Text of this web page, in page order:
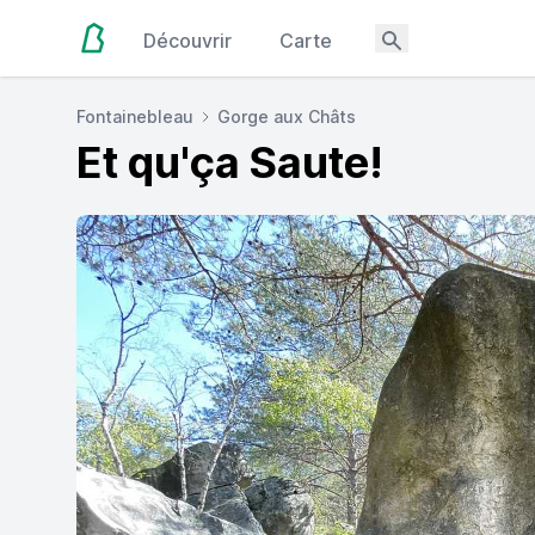
Découvrir Carte
Fontainebleau Gorge aux Châts
Et qu'ça Saute!